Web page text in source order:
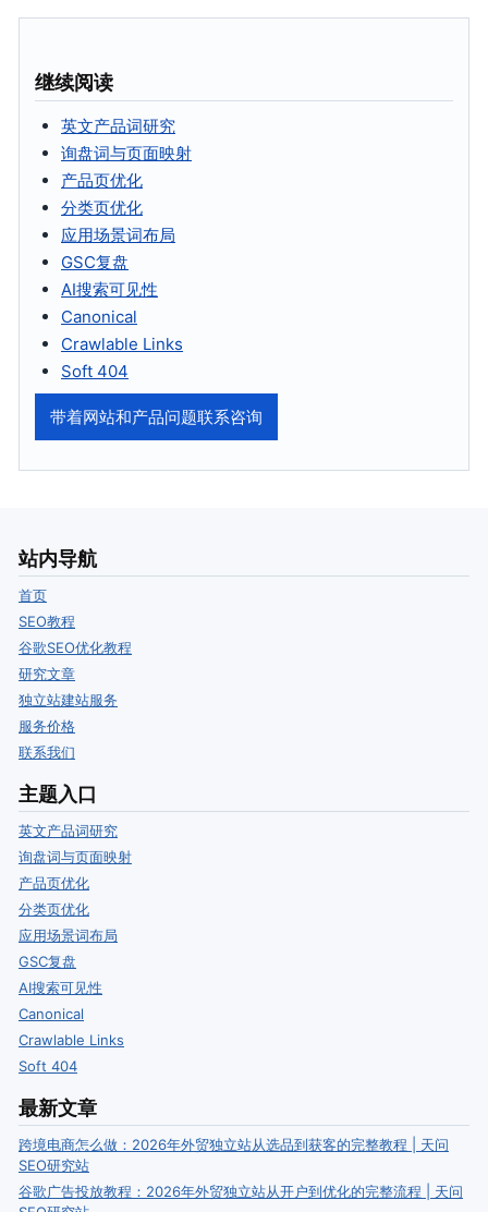
站内导航
首页
SEO教程
谷歌SEO优化教程
研究文章
独立站建站服务
服务价格
联系我们
主题入口
英文产品词研究
询盘词与页面映射
产品页优化
分类页优化
应用场景词布局
GSC复盘
AI搜索可见性
Canonical
Crawlable Links
Soft 404
最新文章
跨境电商怎么做：2026年外贸独立站从选品到获客的完整教程 | 天问
SEO研究站
谷歌广告投放教程：2026年外贸独立站从开户到优化的完整流程 | 天问
继续阅读
英文产品词研究
询盘词与页面映射
产品页优化
分类页优化
应用场景词布局
GSC复盘
AI搜索可见性
Canonical
Crawlable Links
Soft 404
带着网站和产品问题联系咨询